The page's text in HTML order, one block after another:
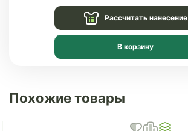
Рассчитать нанесение
В корзину
Похожие товары